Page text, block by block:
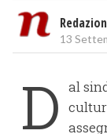
13
D al